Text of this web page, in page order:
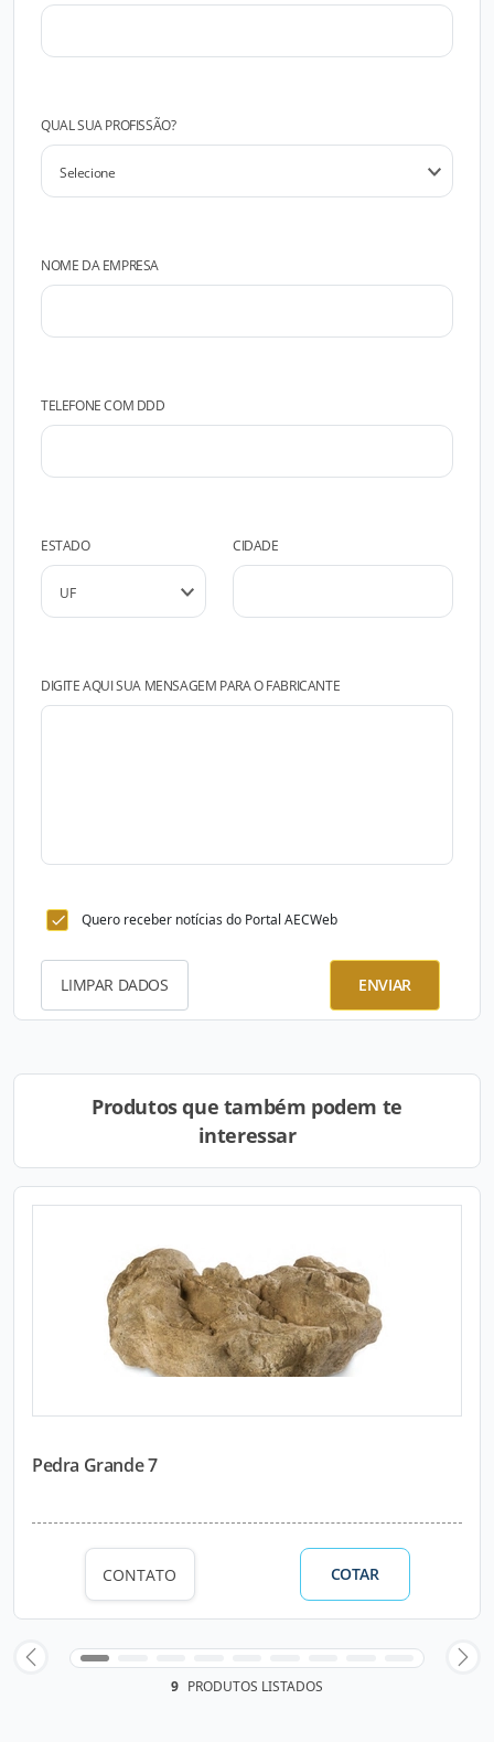
QUAL SUA PROFISSÃO?
NOME DA EMPRESA
TELEFONE COM DDD
ESTADO CIDADE
DIGITE AQUI SUA MENSAGEM PARA O FABRICANTE
Quero receber notícias do Portal AECWeb
LIMPAR DADOS ENVIAR
Produtos que também podem te
interessar
Pedra Grande 7
CONTATO COTAR
9 PRODUTOS LISTADOS